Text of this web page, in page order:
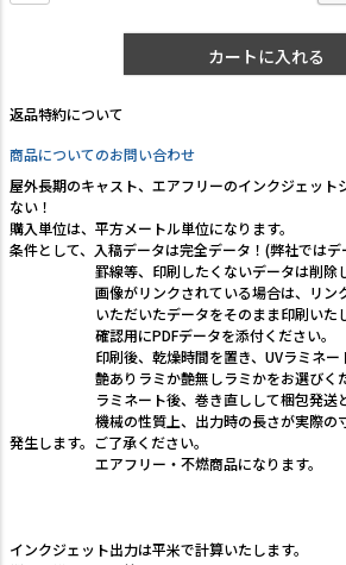
カートに入れる
返品特約について
商品についてのお問い合わせ
屋外長期のキャスト、エアフリーのインクジェット
ない！
購入単位は、平方メートル単位になります。
条件として、入稿データは完全データ！(弊社ではデ
罫線等、印刷したくないデータは削除した
画像がリンクされている場合は、リンク画
いただいたデータをそのまま印刷いたし
確認用にPDFデータを添付ください。
印刷後、乾燥時間を置き、UVラミネート
艶ありラミか艶無しラミかをお選びくだ
ラミネート後、巻き直しして梱包発送と
機械の性質上、出力時の長さが実際の寸
発生します。ご了承ください。
エアフリー・不燃商品になります。
インクジェット出力は平米で計算いたします。